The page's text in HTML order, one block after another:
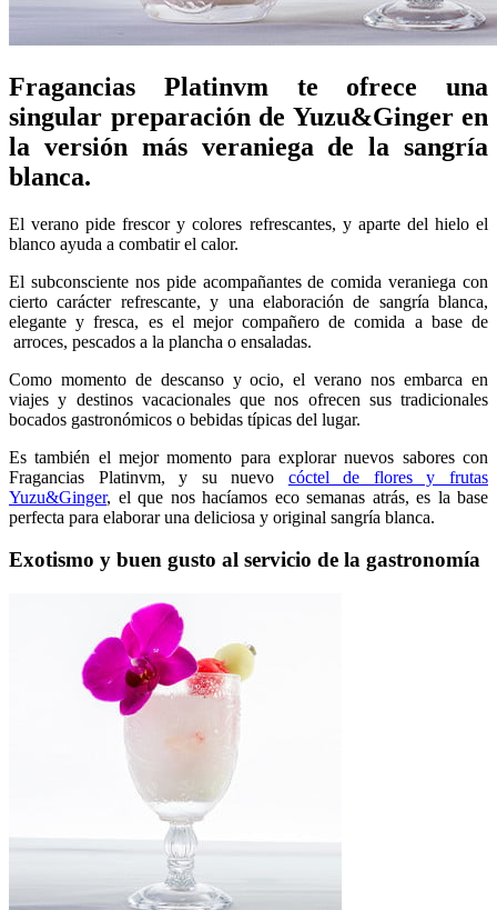
Fragancias Platinvm te ofrece una
singular preparación de Yuzu&Ginger en
la versión más veraniega de la sangría
blanca.
El verano pide frescor y colores refrescantes, y aparte del hielo el
blanco ayuda a combatir el calor.
El subconsciente nos pide acompañantes de comida veraniega con
cierto carácter refrescante, y una elaboración de sangría blanca,
elegante y fresca, es el mejor compañero de comida a base de
arroces, pescados a la plancha o ensaladas.
Como momento de descanso y ocio, el verano nos embarca en
viajes y destinos vacacionales que nos ofrecen sus tradicionales
bocados gastronómicos o bebidas típicas del lugar.
Es también el mejor momento para explorar nuevos sabores con
Fragancias Platinvm, y su nuevo cóctel de flores y frutas
Yuzu&Ginger, el que nos hacíamos eco semanas atrás, es la base
perfecta para elaborar una deliciosa y original sangría blanca.
Exotismo y buen gusto al servicio de la gastronomía